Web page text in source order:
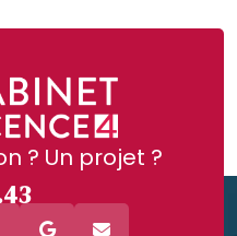
? Un projet ?